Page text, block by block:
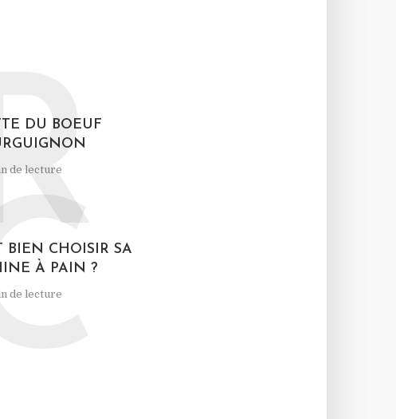
DU BOEUF
de lecture
BIEN CHOISIR SA
À PAIN ?
de lecture